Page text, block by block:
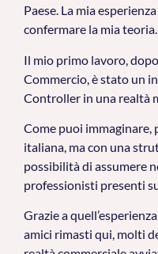
Paese. La mia
confermare la mia teoria.
Il mio primo lavoro,
Commercio, è stato un
Controller in una realtà
Come puoi immaginare,
italiana, ma con una
possibilità di assumere
professionisti presenti
Grazie a
amici rimasti qui, molti